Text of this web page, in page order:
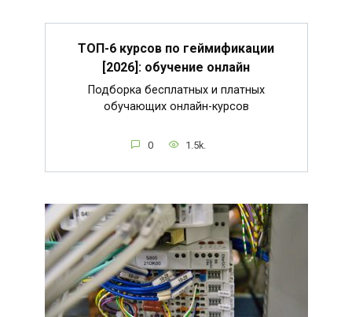
ТОП-6 курсов по геймификации
[2026]: обучение онлайн
Подборка бесплатных и платных
обучающих онлайн-курсов
0 1.5k.